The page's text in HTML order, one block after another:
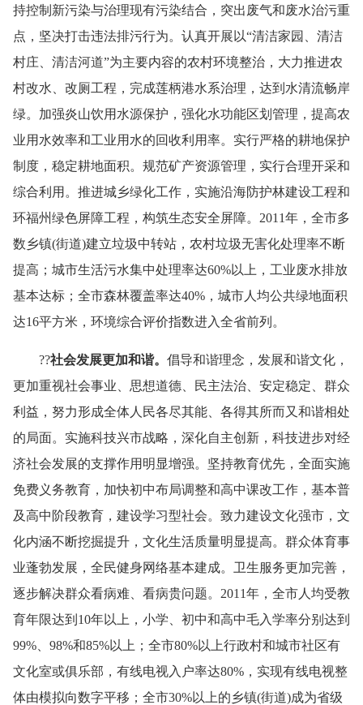
持控制新污染与治理现有污染结合，突出废气和废水治污重
点，坚决打击违法排污行为。认真开展以“清洁家园、清洁
村庄、清洁河道”为主要内容的农村环境整治，大力推进农
村改水、改厕工程，完成莲柄港水系治理，达到水清流畅岸
绿。加强炎山饮用水源保护，强化水功能区划管理，提高农
业用水效率和工业用水的回收利用率。实行严格的耕地保护
制度，稳定耕地面积。规范矿产资源管理，实行合理开采和
综合利用。推进城乡绿化工作，实施沿海防护林建设工程和
环福州绿色屏障工程，构筑生态安全屏障。 2011年，全市多
数乡镇(街道)建立垃圾中转站，农村垃圾无害化处理率不断
提高；城市生活污水集中处理率达60%以上，工业废水排放
基本达标；全市森林覆盖率达40% ，城市人均公共绿地面积
达16平方米 ，环境综合评价指数进入全省前列。
??社会发展更加和谐。 倡导和谐理念，发展和谐文化，
更加重视社会事业、思想道德、民主法治、安定稳定、群众
利益，努力形成全体人民各尽其能、各得其所而又和谐相处
的局面。实施科技兴市战略，深化自主创新，科技进步对经
济社会发展的支撑作用明显增强。坚持教育优先，全面实施
免费义务教育，加快初中布局调整和高中课改工作，基本普
及高中阶段教育，建设学习型社会。致力建设文化强市，文
化内涵不断挖掘提升，文化生活质量明显提高。群众体育事
业蓬勃发展，全民健身网络基本建成。卫生服务更加完善，
逐步解决群众看病难、看病贵问题。 2011年，全市人均受教
育年限达到 10年以上，小学、初中和高中毛入学率分别达到
99%
98%和85%以上；全市80%以上行政村和城市社区有
文化室或俱乐部，有线电视入户率达80% ，实现有线电视整
体由模拟向数字平移；全市30%以上的乡镇(街道)成为省级